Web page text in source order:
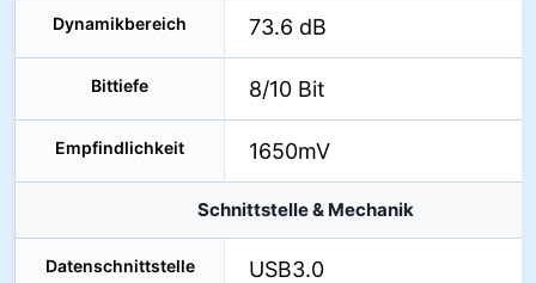
Dynamikbereich 73.6 dB
Bittiefe 8/10 Bit
Empfindlichkeit 1650mV
Schnittstelle & Mechanik
Datenschnittstelle USB3.0